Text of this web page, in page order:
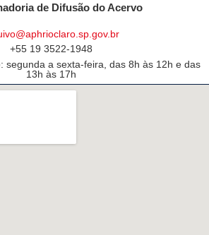
de Difusão do Acervo
+55 19 3522-1948
segunda a sexta-feira, das 8h às 12h e das
13h às 17h